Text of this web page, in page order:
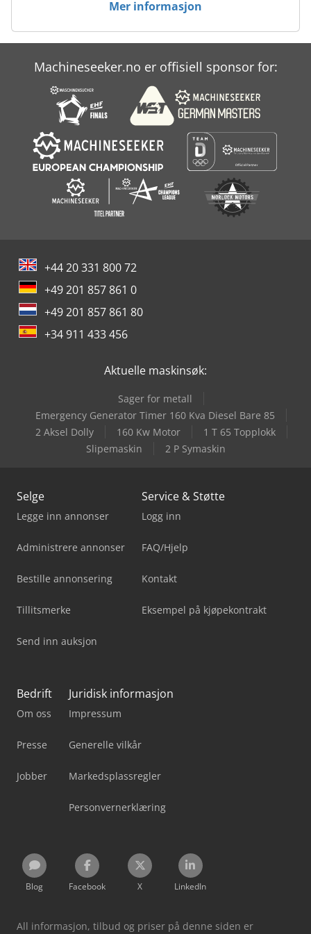
Mer informasjon
Machineseeker.no er offisiell sponsor for:
+44 20 331 800 72
+49 201 857 861 0
+49 201 857 861 80
+34 911 433 456
Aktuelle maskinsøk:
Sager for metall
Emergency Generator Timer 160 Kva Diesel Bare 85
2 Aksel Dolly
160 Kw Motor
1 T 65 Topplokk
Slipemaskin
2 P Symaskin
Selge
Legge inn annonser
Administrere annonser
Bestille annonsering
Tillitsmerke
Send inn auksjon
Service & Støtte
Logg inn
FAQ/Hjelp
Kontakt
Eksempel på kjøpekontrakt
Bedrift
Om oss
Presse
Jobber
Juridisk informasjon
Impressum
Generelle vilkår
Markedsplassregler
Personvernerklæring
Blog Facebook X LinkedIn
All informasjon, tilbud og priser på denne siden er